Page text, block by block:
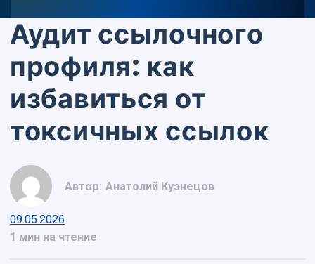
Аудит ссылочного
профиля: как
избавиться от
токсичных ссылок
Автор: Анатолий Кузнецов
09.05.2026
1 мин на чтение